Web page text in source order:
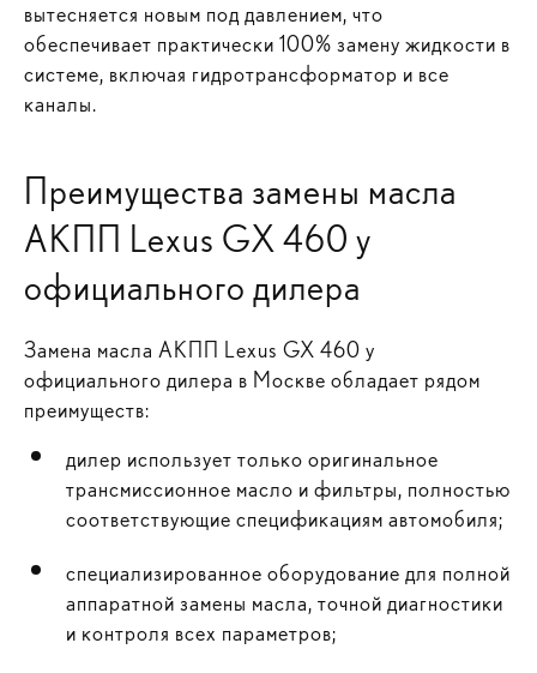
вытесняется новым под давлением, что
обеспечивает практически 100% замену жидкости в
системе, включая гидротрансформатор и все
каналы.
Преимущества замены масла
АКПП Lexus GX 460 у
официального дилера
Замена масла АКПП Lexus GX 460 у
официального дилера в Москве обладает рядом
преимуществ:
дилер использует только оригинальное
трансмиссионное масло и фильтры, полностью
соответствующие спецификациям автомобиля;
специализированное оборудование для полной
аппаратной замены масла, точной диагностики
и контроля всех параметров;